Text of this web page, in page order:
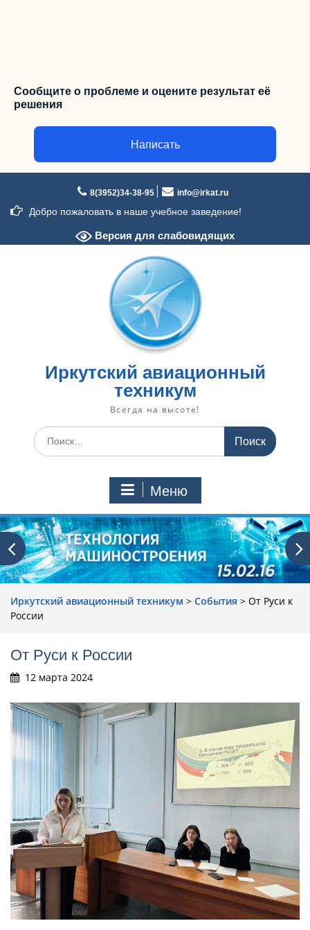
Сообщите о проблеме и оцените результат её
решения
Написать
содержимому
8(3952)34-38-95 info@irkat.ru
Добро пожаловать в наше учебное заведение!
Версия для слабовидящих
Иркутский авиационный
техникум
Всегда на высоте!
Искать:
Меню
Иркутский авиационный техникум > События > От Руси к
России
От Руси к России
12 марта 2024